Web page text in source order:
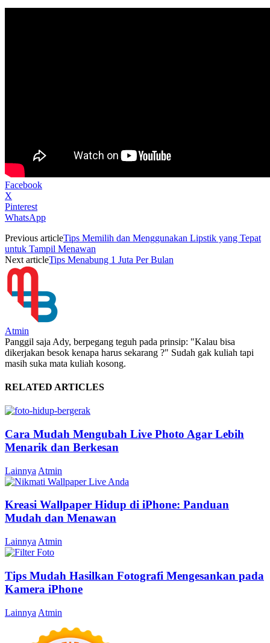
Facebook
X
Pinterest
WhatsApp
Previous articleTips Memilih dan Menggunakan Lipstik yang Tepat
untuk Tampil Menawan
Next articleTips Menabung 1 Juta Per Bulan
Atmin
Panggil saja Ady, berpegang teguh pada prinsip: "Kalau bisa
dikerjakan besok kenapa harus sekarang ?" Sudah gak kuliah tapi
masih suka mata kuliah kosong.
RELATED ARTICLES
Cara Mudah Mengubah Live Photo Agar Lebih
Menarik dan Berkesan
Lainnya Atmin
Kreasi Wallpaper Hidup di iPhone: Panduan
Mudah dan Menawan
Lainnya Atmin
Tips Mudah Hasilkan Fotografi Mengesankan pada
Kamera iPhone
Lainnya Atmin